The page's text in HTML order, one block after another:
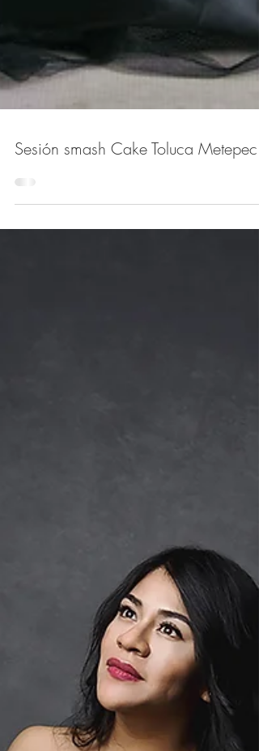
Sesión smash Cake Toluca Metepec